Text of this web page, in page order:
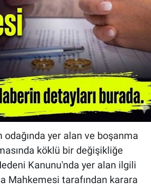
yer alan ve boşanma
köklü bir değişikliğe
Kanunu'nda yer alan ilgili
Mahkemesi tarafından karara